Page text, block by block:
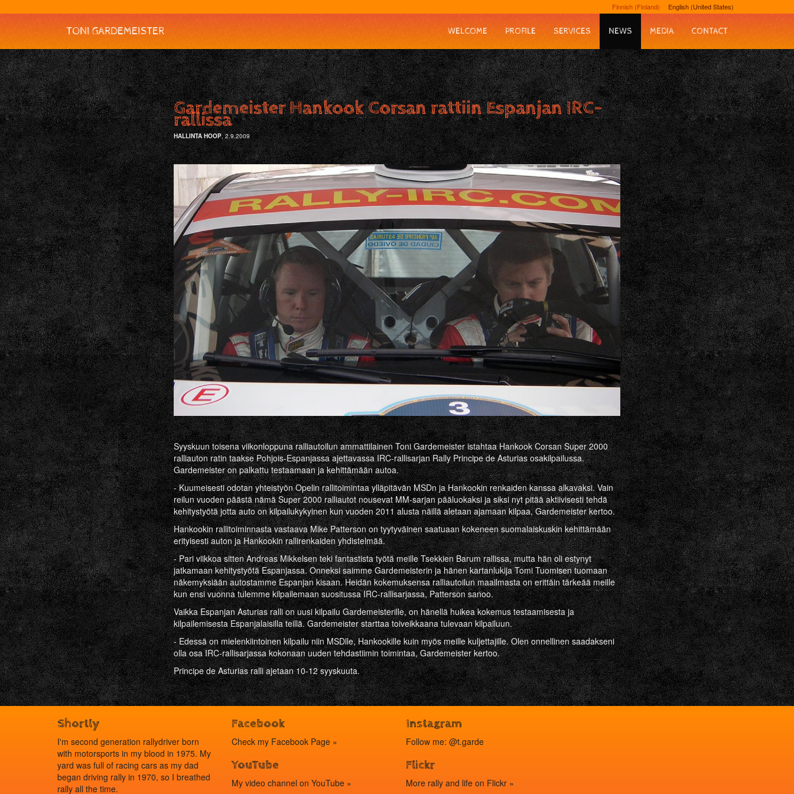
Finnish (Finland) English (United States)
TONI GARDEMEISTER WELCOME PROFILE SERVICES NEWS MEDIA CONTACT
Gardemeister Hankook Corsan rattiin Espanjan IRC-
rallissa
HALLINTA HOOP, 2.9.2009
Syyskuun toisena viikonloppuna ralliautoilun ammattilainen Toni Gardemeister istahtaa Hankook Corsan Super 2000
ralliauton ratin taakse Pohjois-Espanjassa ajettavassa IRC-rallisarjan Rally Principe de Asturias osakilpailussa.
Gardemeister on palkattu testaamaan ja kehittämään autoa.
- Kuumeisesti odotan yhteistyön Opelin rallitoimintaa ylläpitävän MSDn ja Hankookin renkaiden kanssa alkavaksi. Vain
reilun vuoden päästä nämä Super 2000 ralliautot nousevat MM-sarjan pääluokaksi ja siksi nyt pitää aktiivisesti tehdä
kehitystyötä jotta auto on kilpailukykyinen kun vuoden 2011 alusta näillä aletaan ajamaan kilpaa, Gardemeister kertoo.
Hankookin rallitoiminnasta vastaava Mike Patterson on tyytyväinen saatuaan kokeneen suomalaiskuskin kehittämään
erityisesti auton ja Hankookin rallirenkaiden yhdistelmää.
- Pari viikkoa sitten Andreas Mikkelsen teki fantastista työtä meille Tsekkien Barum rallissa, mutta hän oli estynyt
jatkamaan kehitystyötä Espanjassa. Onneksi saimme Gardemeisterin ja hänen kartanlukija Tomi Tuomisen tuomaan
näkemyksiään autostamme Espanjan kisaan. Heidän kokemuksensa ralliautoilun maailmasta on erittäin tärkeää meille
kun ensi vuonna tulemme kilpailemaan suositussa IRC-rallisarjassa, Patterson sanoo.
Vaikka Espanjan Asturias ralli on uusi kilpailu Gardemeisterille, on hänellä huikea kokemus testaamisesta ja
kilpailemisesta Espanjalaisilla teillä. Gardemeister starttaa toiveikkaana tulevaan kilpailuun.
- Edessä on mielenkiintoinen kilpailu niin MSDlle, Hankookille kuin myös meille kuljettajille. Olen onnellinen saadakseni
olla osa IRC-rallisarjassa kokonaan uuden tehdastiimin toimintaa, Gardemeister kertoo.
Principe de Asturias ralli ajetaan 10-12 syyskuuta.
Shortly
I'm second generation rallydriver born
with motorsports in my blood in 1975. My
yard was full of racing cars as my dad
began driving rally in 1970, so I breathed
rally all the time.
Facebook
Check my Facebook Page »
YouTube
My video channel on YouTube »
Instagram
Follow me: @t.garde
Flickr
More rally and life on Flickr »